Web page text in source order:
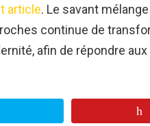
article. Le savant
continue de
afin de répondre